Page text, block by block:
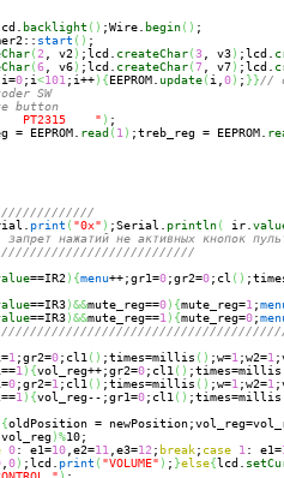
backlight ( ) ;Wire. begin( ) ;
start ( ) ;
(2 , v2 ) ;lcd. createChar(3 , v3) ;lcd.
(6 , v6) ;lcd. createChar(7 , v7) ;lcd.
i=0;i<101 ;i++) {EEPROM. update( i, 0) ; }}//
SW
button
PT2315    " ) ;
= EEPROM. read ( 1 ) ;treb_reg = EEPROM.
print ( "0x" ) ;Serial. println( ir.
нажатий не активных кнопок
==IR2 ) {menu++;gr1=0;gr2=0;cl ( )
==IR3)&&mute_reg==0) {mute_reg=1 ;
==IR3)&&mute_reg==1 ) {mute_reg=0;
1 ;gr2=0;cl1 ( ) ;times=millis ( ) ;w=1 ;w2=1
1 ) {vol_reg++;gr2=0;cl1 ( ) ;times=millis
0;gr2=1 ;cl1 ( ) ;times=millis ( ) ;w=1 ;w2=1
1 ) {vol_reg--;gr1=0;cl1 ( ) ;times=millis
{oldPosition =
)%10;
0: e1=10 ,e2=11 ,e3=12 ; break; case 1 : e1=
0) ;lcd. print ( "VOLUME" ) ; }else{lcd.